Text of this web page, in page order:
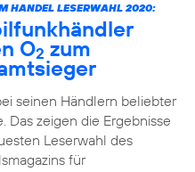
HANDEL LESERWAHL 2020:
O2 zum
seinen Händlern beliebter
Das zeigen die Ergebnisse
Leserwahl des
für